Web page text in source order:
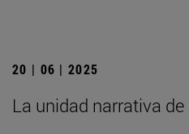
20 | 06 | 2025
La unidad narrativa